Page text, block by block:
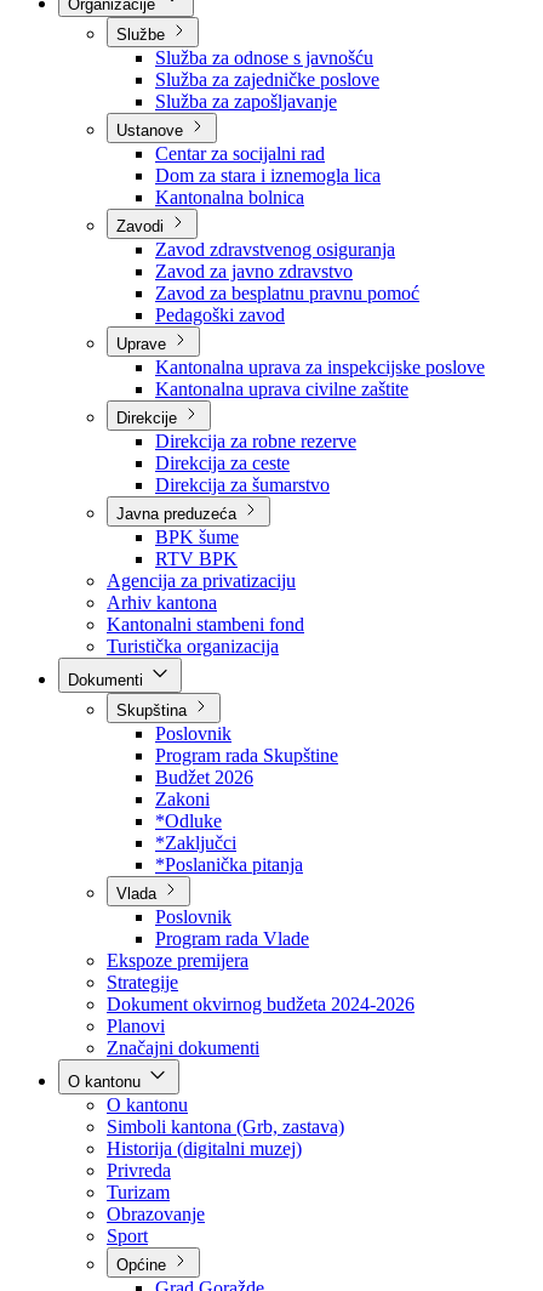
Nadležnosti
Sjednice Vlade
Službe
Služba za odnose s javnošću
Služba za zajedničke poslove
Služba za zapošljavanje
Ustanove
Centar za socijalni rad
Dom za stara i iznemogla lica
Kantonalna bolnica
Zavodi
Zavod zdravstvenog osiguranja
Zavod za javno zdravstvo
Zavod za besplatnu pravnu pomoć
Pedagoški zavod
Uprave
Kantonalna uprava za inspekcijske poslove
Kantonalna uprava civilne zaštite
Direkcije
Direkcija za robne rezerve
Direkcija za ceste
Direkcija za šumarstvo
Javna preduzeća
BPK šume
RTV BPK
Agencija za privatizaciju
Arhiv kantona
Kantonalni stambeni fond
Turistička organizacija
Skupština
Poslovnik
Program rada Skupštine
Budžet 2026
Zakoni
*Odluke
*Zaključci
*Poslanička pitanja
Vlada
Poslovnik
Program rada Vlade
Ekspoze premijera
Strategije
Dokument okvirnog budžeta 2024-2026
Planovi
Značajni dokumenti
O kantonu
O kantonu
Simboli kantona (Grb, zastava)
Historija (digitalni muzej)
Privreda
Turizam
Obrazovanje